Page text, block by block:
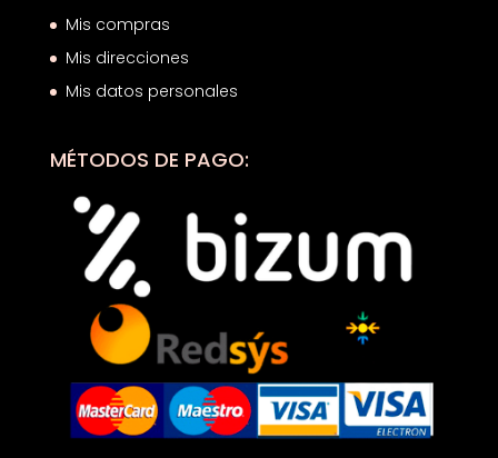
Mis compras
Mis direcciones
Mis datos personales
MÉTODOS DE PAGO: